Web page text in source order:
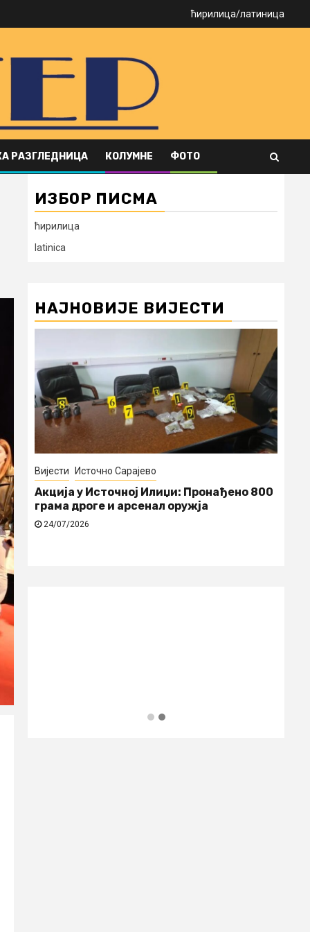
ћирилица/латиница
РАЗГЛЕДНИЦА КОЛУМНЕ ФОТО
ИЗБОР ПИСМА
ћирилица
latinica
НАЈНОВИЈЕ ВИЈЕСТИ
800
Источно Сарајево Сервисне информације
Најава искључења струје у недјељу
24/07/2026